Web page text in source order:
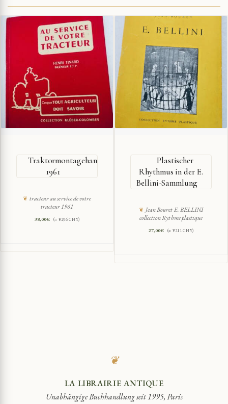
Traktormontagehandbuch
1961
tracteur au service de votre
tracteur 1961
38,00€ (≈ ¥296 CNY)
Plastischer
Rhythmus in der E.
Bellini-Sammlung
Jean Bouret E. BELLINI
collection Rythme plastique
27,00€ (≈ ¥211 CNY)
❦
LA LIBRAIRIE ANTIQUE
Unabhängige Buchhandlung seit 1995, Paris